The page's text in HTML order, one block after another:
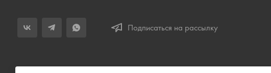
Подписаться на рассылку